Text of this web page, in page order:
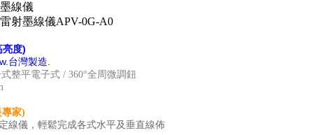
線儀
射墨線儀APV-0G-A0
亮度)
台灣製造.
整平電子式 / 360°全周微調鈕
家)
線儀，輕鬆完成各式水平及垂直線佈